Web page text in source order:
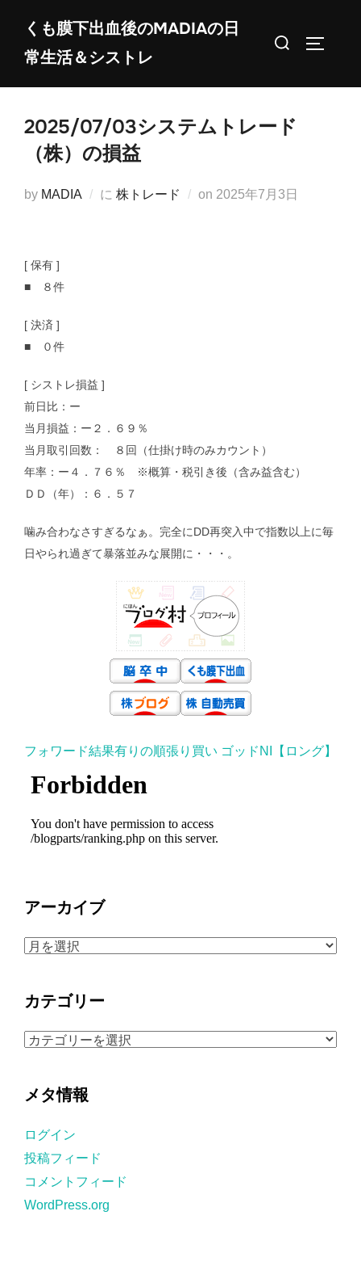
くも膜下出血後のMADIAの日
常生活＆シストレ
検
2025/07/03システムトレード
（株）の損益
by MADIA に 株トレード on 投
2025年7月3日
[ 保有 ]
■ ８件
[ 決済 ]
■ ０件
[ シストレ損益 ]
前日比：ー
当月損益：ー２．６９％
当月取引回数： ８回（仕掛け時のみカウント）
年率：ー４．７６％ ※概算・税引き後（含み益含む）
ＤＤ（年）：６．５７
噛み合わなさすぎるなぁ。完全にDD再突入中で指数以上に毎
日やられ過ぎて暴落並みな展開に・・・。
フォワード結果有りの順張り買い ゴッドNI【ロング】
アーカイブ
ア
ブ
カテゴリー
カ
ー
メタ情報
ログイン
投稿フィード
コメントフィード
WordPress.org